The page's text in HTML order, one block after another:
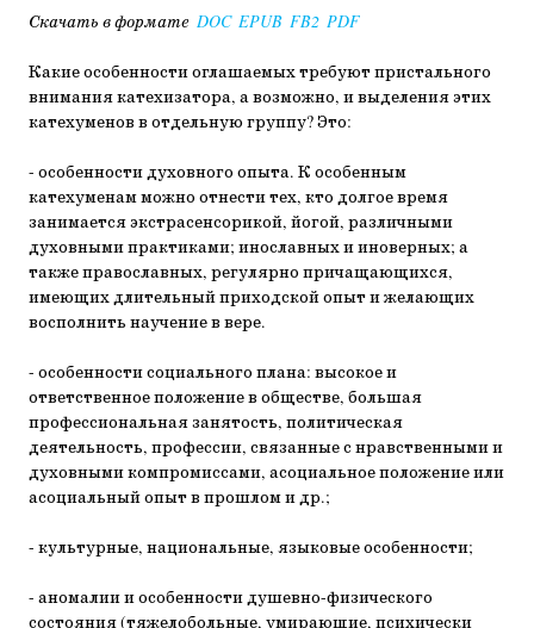
Скачать в формате DOC EPUB FB2 PDF
Какие особенности оглашаемых требуют пристального
внимания катехизатора, а возможно, и выделения этих
катехуменов в отдельную группу? Это:
- особенности духовного опыта. К особенным
катехуменам можно отнести тех, кто долгое время
занимается экстрасенсорикой, йогой, различными
духовными практиками; инославных и иноверных; а
также православных, регулярно причащающихся,
имеющих длительный приходской опыт и желающих
восполнить научение в вере.
- особенности социального плана: высокое и
ответственное положение в обществе, большая
профессиональная занятость, политическая
деятельность, профессии, связанные с нравственными и
духовными компромиссами, асоциальное положение или
асоциальный опыт в прошлом и др.;
- культурные, национальные, языковые особенности;
- аномалии и особенности душевно-физического
состояния (тяжелобольные, умирающие, психически